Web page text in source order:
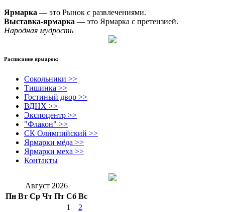
Ярмарка — это Рынок с развлечениями.
Выставка-ярмарка — это Ярмарка с претензией.
Народная мудрость
Расписание ярмарок:
Сокольники >>
Тишинка >>
Гостиный двор >>
ВДНХ >>
Экспоцентр >>
"Флакон" >>
СК Олимпийский >>
Ярмарки мёда >>
Ярмарки меха >>
Контакты
Август 2026
Пн Вт Ср Чт Пт Сб Вс
1
2